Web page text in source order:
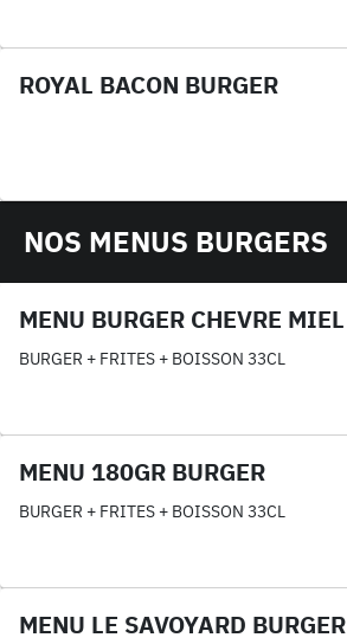
ROYAL BACON BURGER
NOS MENUS BURGERS
MENU BURGER CHEVRE MIEL
BURGER + FRITES + BOISSON 33CL
MENU 180GR BURGER
BURGER + FRITES + BOISSON 33CL
MENU LE SAVOYARD BURGER